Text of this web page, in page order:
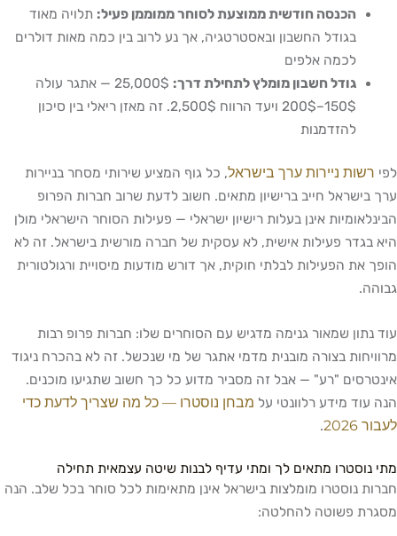
הכנסה חודשית ממוצעת לסוחר ממוממן פעיל: תלויה מאוד
בגודל החשבון ובאסטרטגיה, אך נע לרוב בין כמה מאות דולרים
לכמה אלפים
גודל חשבון מומלץ לתחילת דרך:
25,000$ — אתגר עולה
150$–200$ ויעד הרווח 2,500$. זה מאזן ריאלי בין סיכון
להזדמנות
לפי רשות ניירות ערך בישראל, כל גוף המציע שירותי מסחר בניירות
ערך בישראל חייב ברישיון מתאים. חשוב לדעת שרוב חברות הפרופ
הבינלאומיות אינן בעלות רישיון ישראלי — פעילות הסוחר הישראלי מולן
היא בגדר פעילות אישית, לא עסקית של חברה מורשית בישראל. זה לא
הופך את הפעילות לבלתי חוקית, אך דורש מודעות מיסויית ורגולטורית
גבוהה.
עוד נתון שמאור גנימה מדגיש עם הסוחרים שלו: חברות פרופ רבות
מרוויחות בצורה מובנית מדמי אתגר של מי שנכשל. זה לא בהכרח ניגוד
אינטרסים "רע" — אבל זה מסביר מדוע כל כך חשוב שתגיעו מוכנים.
הנה עוד מידע רלוונטי על מבחן נוסטרו — כל מה שצריך לדעת כדי
לעבור 2026
.
מתי נוסטרו מתאים לך ומתי עדיף לבנות שיטה עצמאית תחילה
חברות נוסטרו מומלצות בישראל אינן מתאימות לכל סוחר בכל שלב. הנה
מסגרת פשוטה להחלטה: